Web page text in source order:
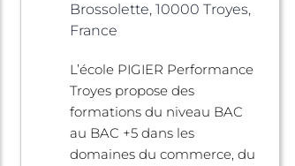
Brossolette, 10000 Troyes,
France
L’école PIGIER Performance
Troyes propose des
formations du niveau BAC
au BAC +5 dans les
domaines du commerce, du